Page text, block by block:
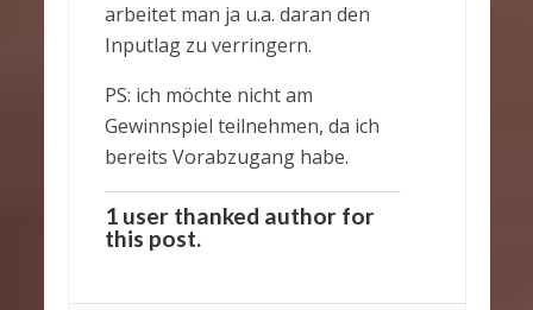
arbeitet man ja u.a. daran den
Inputlag zu verringern.
PS: ich möchte nicht am
Gewinnspiel teilnehmen, da ich
bereits Vorabzugang habe.
1 user thanked author for
this post.